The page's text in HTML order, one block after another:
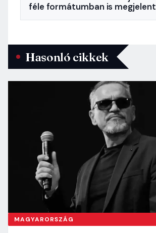
féle formátumban is megjelent
Hasonló cikkek
MAGYARORSZÁG